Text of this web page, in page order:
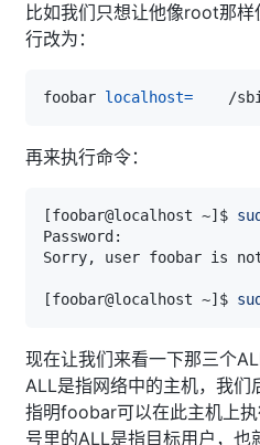
比如我们只想让他像root那
行改为：
foobar localhost=
再来执行命令：
[foobar@localhost ~] $
Sorry, user foobar is
[foobar@localhost ~] $
现在让我们来看一下那三个
ALL是指网络中的主机，我们
指明foobar可以在此主机上
号里的ALL是指目标用户，也